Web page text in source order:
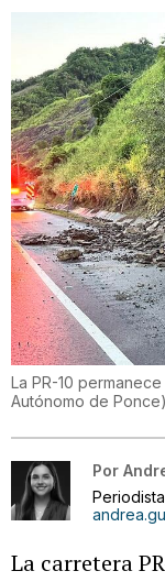
La PR-10
Autónomo de Ponce)
Por
La carretera